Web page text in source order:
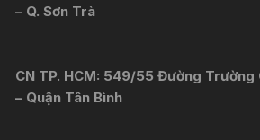
– Q. Sơn Trà
CN TP. HCM: 549/55 Đường Trường
– Quận Tân Bình